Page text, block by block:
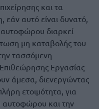
και τα
εάν αυτό είναι δυνατό,
αυτοφώρου διαρκεί
μη καταβολής του
τασσόμενη
Εργασίας
άμεσα, διενεργώντας
ετοιμότητα, για
αυτοφώρου και την